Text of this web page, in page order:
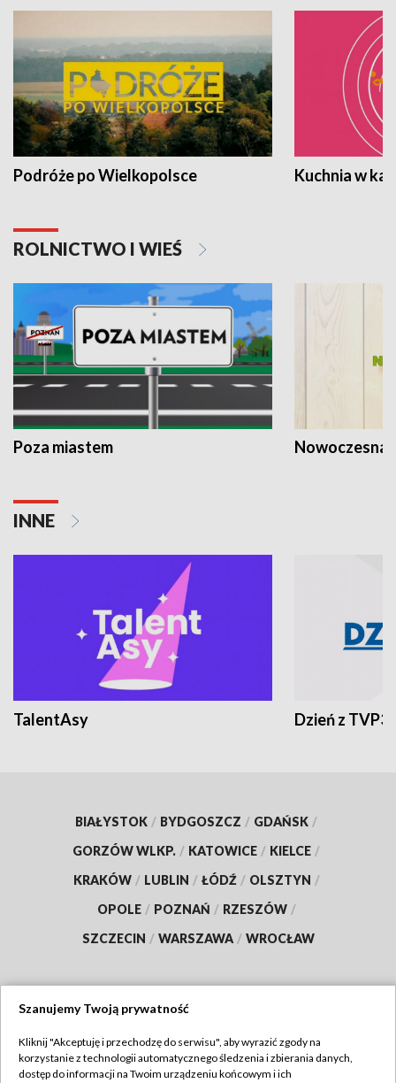
Podróże po Wielkopolsce Kuchnia w
ROLNICTWO I WIEŚ
Poza miastem Nowoczesna
INNE
TalentAsy Dzień z TVP3
BIAŁYSTOK / BYDGOSZCZ / GDAŃSK /
GORZÓW WLKP. / KATOWICE / KIELCE /
KRAKÓW / LUBLIN / ŁÓDŹ / OLSZTYN /
OPOLE / POZNAŃ / RZESZÓW /
SZCZECIN / WARSZAWA / WROCŁAW
TVP
Szanujemy Twoją prywatność
Kliknij "Akceptuję i przechodzę do serwisu", aby wyrazić zgody na
korzystanie z technologii automatycznego śledzenia i zbierania danych,
dostęp do informacji na Twoim urządzeniu końcowym i ich